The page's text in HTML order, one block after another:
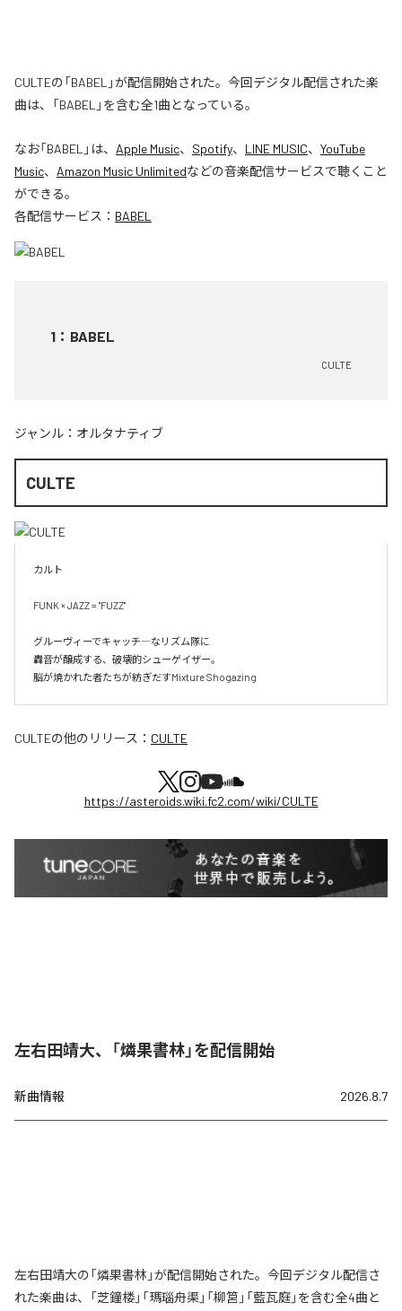
CULTEの「BABEL」が配信開始された。今回デジタル配信された楽
曲は、「BABEL」を含む全1曲となっている。
なお「BABEL 」は、 Apple Music、 Spotify、 LINE MUSIC、 YouTube
Music、 Amazon Music Unlimitedなどの音楽配信サービスで聴くこと
ができる。
各配信サービス： BABEL
1 ： BABEL
CULTE
ジャンル： オルタナティブ
CULTE
カルト
FUNK × JAZZ = "FUZZ"
グルーヴィーでキャッチ―なリズム隊に
轟音が醸成する、破壊的シューゲイザー。
脳が焼かれた者たちが紡ぎだすMixture Shogazing
CULTEの他のリリース： CULTE
https://asteroids.wiki.fc2.com/wiki/CULTE
左右田靖大、「燐果書林」を配信開始
新曲情報 2026.8.7
左右田靖大の「燐果書林」が配信開始された。今回デジタル配信さ
れた楽曲は、「芝鐘楼」「瑪瑙舟渠」「柳筥」「藍瓦庭」を含む全4曲と